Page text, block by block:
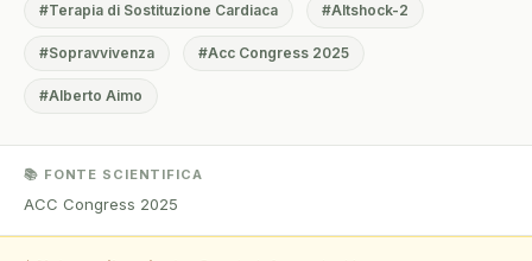
#Terapia di Sostituzione Cardiaca #Altshock-2
#Sopravvivenza #Acc Congress 2025
#Alberto Aimo
📚 FONTE SCIENTIFICA
ACC Congress 2025